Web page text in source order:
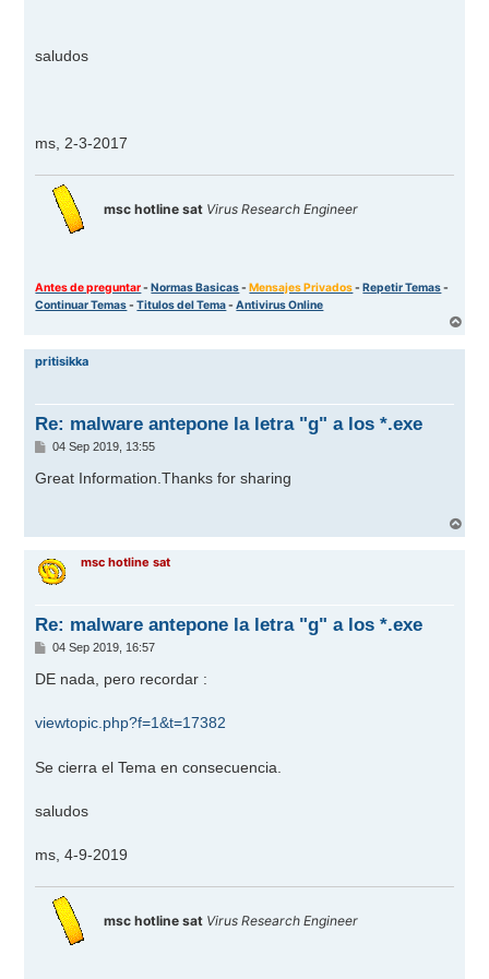
saludos
ms, 2-3-2017
msc hotline sat Virus Research Engineer
Antes de preguntar-Normas Basicas-Mensajes Privados-Repetir Temas-
Continuar Temas-Titulos del Tema-Antivirus Online
r
pritisikka
Re: malware antepone la letra "g" a los *.exe
M
n
s
04 Sep 2019, 13:55
Great Information.Thanks for sharing
r
msc hotline sat
Re: malware antepone la letra "g" a los *.exe
M
n
e
04 Sep 2019, 16:57
DE nada, pero recordar :
viewtopic.php?f=1&t=17382
Se cierra el Tema en consecuencia.
saludos
ms, 4-9-2019
msc hotline sat Virus Research Engineer